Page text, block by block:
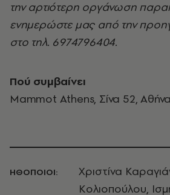
την αρτιότερη οργάνωση
ενημερώστε μας από την
στο τηλ. 6974796404.
Πού συμβαίνει
Mammot Athens, Σίνα 52, Αθήνα
ΗΘΟΠΟΙΟΙ:
Χριστίνα
Κολιοπούλου,